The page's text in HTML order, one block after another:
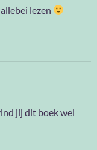
lezen
jij dit boek wel